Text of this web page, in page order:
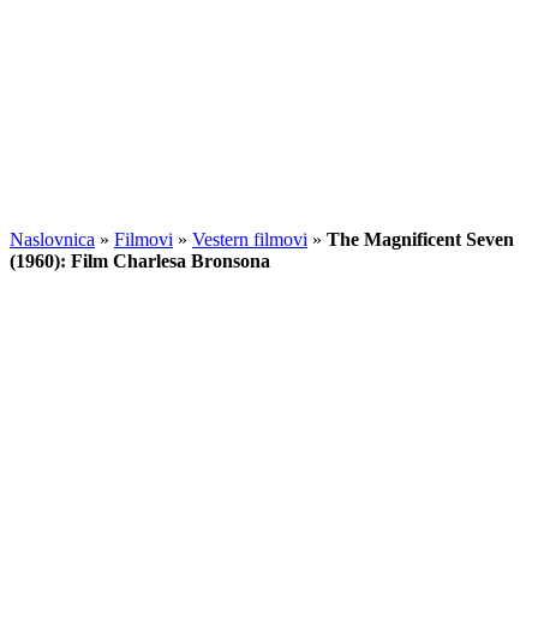
Naslovnica » Filmovi » Vestern filmovi » The Magnificent Seven
(1960): Film Charlesa Bronsona